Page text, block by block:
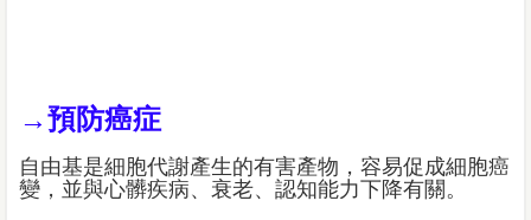
→預防癌症
自由基是細胞代謝產生的有害產物，容易促成細胞癌
變，並與心髒疾病、衰老、認知能力下降有關。